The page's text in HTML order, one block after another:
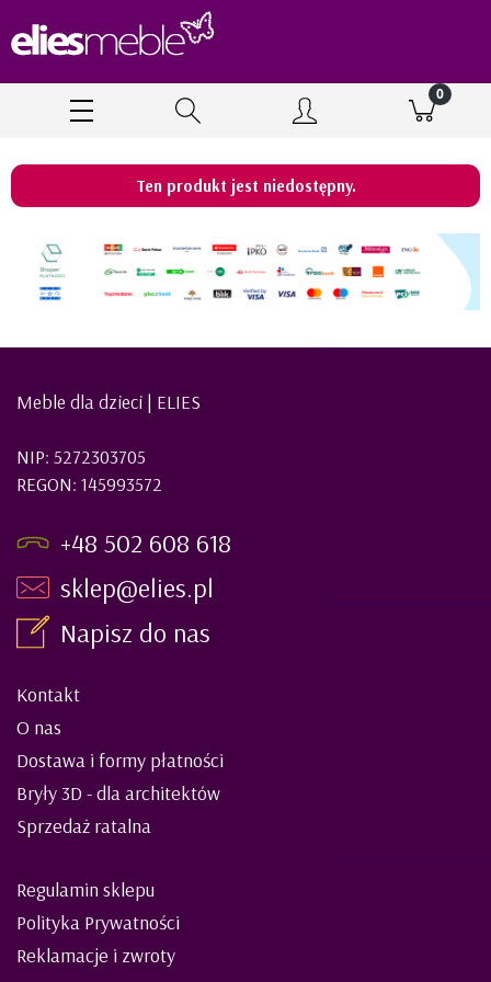
Ten produkt jest niedostępny.
Meble dla dzieci | ELIES
NIP: 5272303705
REGON: 145993572
+48 502 608 618
sklep@elies.pl
Napisz do nas
Kontakt
O nas
Dostawa i formy płatności
Bryły 3D - dla architektów
Sprzedaż ratalna
Regulamin sklepu
Polityka Prywatności
Reklamacje i zwroty